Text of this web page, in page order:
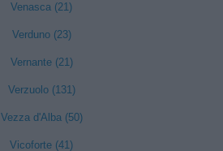
Venasca (21)
Verduno (23)
Vernante (21)
Verzuolo (131)
Vezza d'Alba (50)
Vicoforte (41)